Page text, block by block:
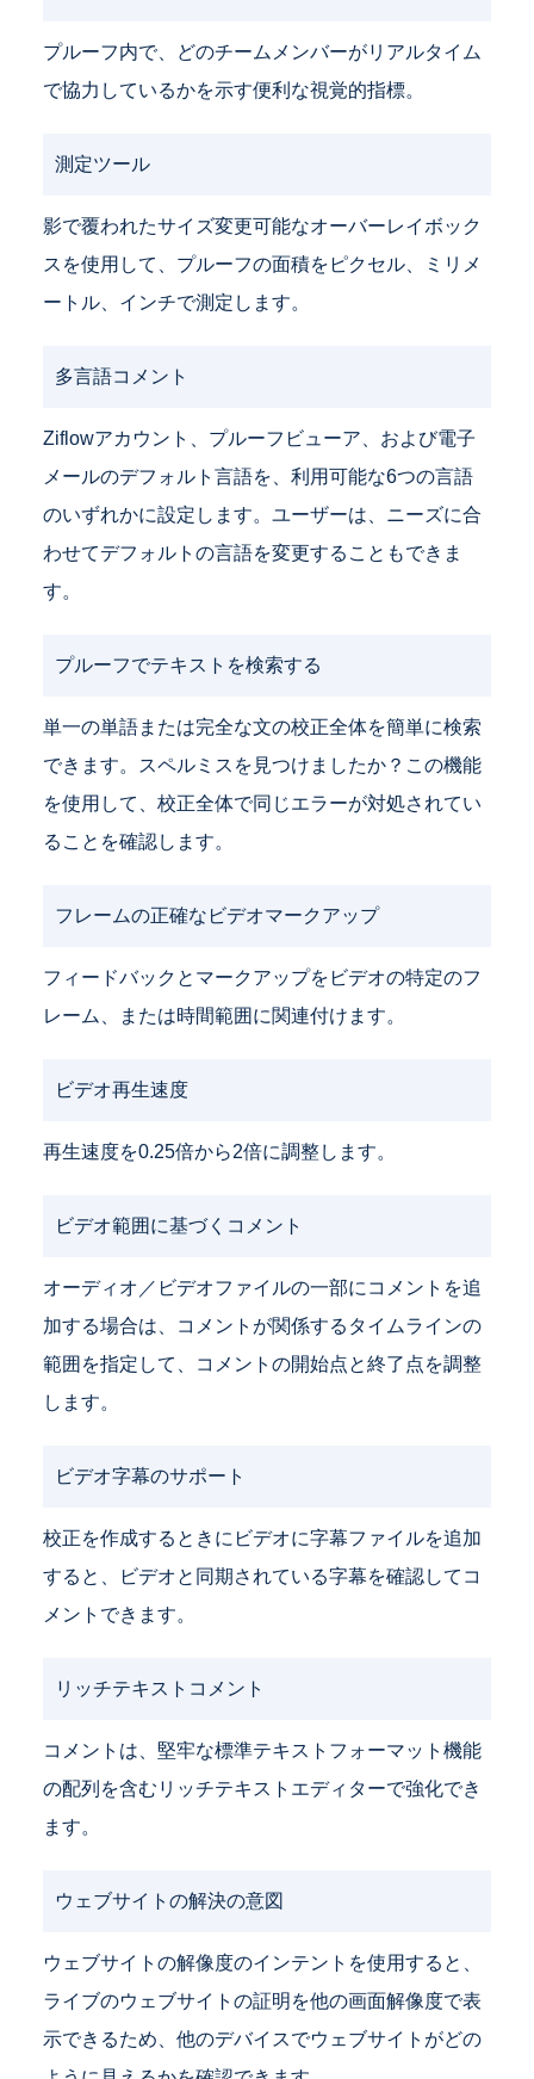
プルーフ内で、どのチームメンバーがリアルタイム
で協力しているかを示す便利な視覚的指標。
測定ツール
影で覆われたサイズ変更可能なオーバーレイボック
スを使用して、プルーフの面積をピクセル、ミリメ
ートル、インチで測定します。
多言語コメント
Ziflowアカウント、プルーフビューア、および電子
メールのデフォルト言語を、利用可能な6つの言語
のいずれかに設定します。ユーザーは、ニーズに合
わせてデフォルトの言語を変更することもできま
す。
プルーフでテキストを検索する
単一の単語または完全な文の校正全体を簡単に検索
できます。スペルミスを見つけましたか？この機能
を使用して、校正全体で同じエラーが対処されてい
ることを確認します。
フレームの正確なビデオマークアップ
フィードバックとマークアップをビデオの特定のフ
レーム、または時間範囲に関連付けます。
ビデオ再生速度
再生速度を0.25倍から2倍に調整します。
ビデオ範囲に基づくコメント
オーディオ／ビデオファイルの一部にコメントを追
加する場合は、コメントが関係するタイムラインの
範囲を指定して、コメントの開始点と終了点を調整
します。
ビデオ字幕のサポート
校正を作成するときにビデオに字幕ファイルを追加
すると、ビデオと同期されている字幕を確認してコ
メントできます。
リッチテキストコメント
コメントは、堅牢な標準テキストフォーマット機能
の配列を含むリッチテキストエディターで強化でき
ます。
ウェブサイトの解決の意図
ウェブサイトの解像度のインテントを使用すると、
ライブのウェブサイトの証明を他の画面解像度で表
示できるため、他のデバイスでウェブサイトがどの